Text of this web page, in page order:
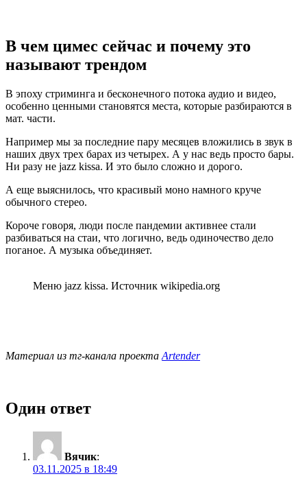
В чем цимес сейчас и почему это
называют трендом
В эпоху стриминга и бесконечного потока аудио и видео,
особенно ценными становятся места, которые разбираются в
мат. части.
Например мы за последние пару месяцев вложились в звук в
наших двух трех барах из четырех. А у нас ведь просто бары.
Ни разу не jazz kissa. И это было сложно и дорого.
А еще выяснилось, что красивый моно намного круче
обычного стерео.
Короче говоря, люди после пандемии активнее стали
разбиваться на стаи, что логично, ведь одиночество дело
поганое. А музыка объединяет.
Меню jazz kissa. Источник wikipedia.org
Материал из тг-канала проекта Artender
Один ответ
Вячик:
03.11.2025 в 18:49